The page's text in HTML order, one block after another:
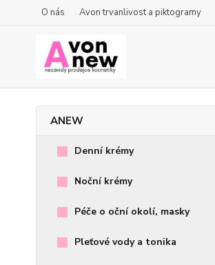
O nás Avon trvanlivost a piktogramy
ANEW
Denní krémy
Noční krémy
Péče o oční okolí, masky
Pleťové vody a tonika